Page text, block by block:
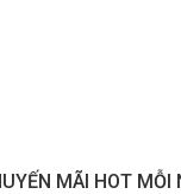
thiết lập router wifi
MÃI HOT MỖI